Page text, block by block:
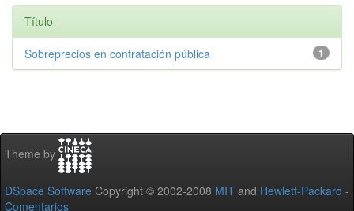
Título
1
Sobreprecios en contratación pública
Theme by
DSpace Software Copyright © 2002-2008 MIT and Hewlett-Packard -
Comentarios